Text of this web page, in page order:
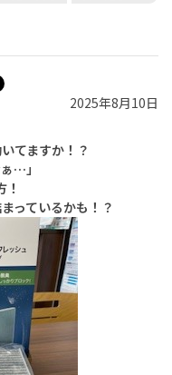
2025年8月10日
てますか！？
…」
っているかも！？